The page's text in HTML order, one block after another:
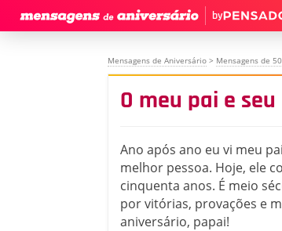
by
Mensagens de Aniversário > Mensagens de
O meu pai e
Ano após ano eu vi meu
melhor pessoa. Hoje, ele
cinquenta anos. É meio
por vitórias, provações e
aniversário, papai!